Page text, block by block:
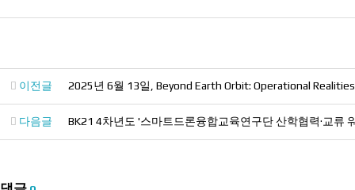
이전글 2025년 6월 13일, Beyond Earth Orbit: Operational
다음글 BK21 4차년도 '스마트드론융합교육연구단 산학협력·교류